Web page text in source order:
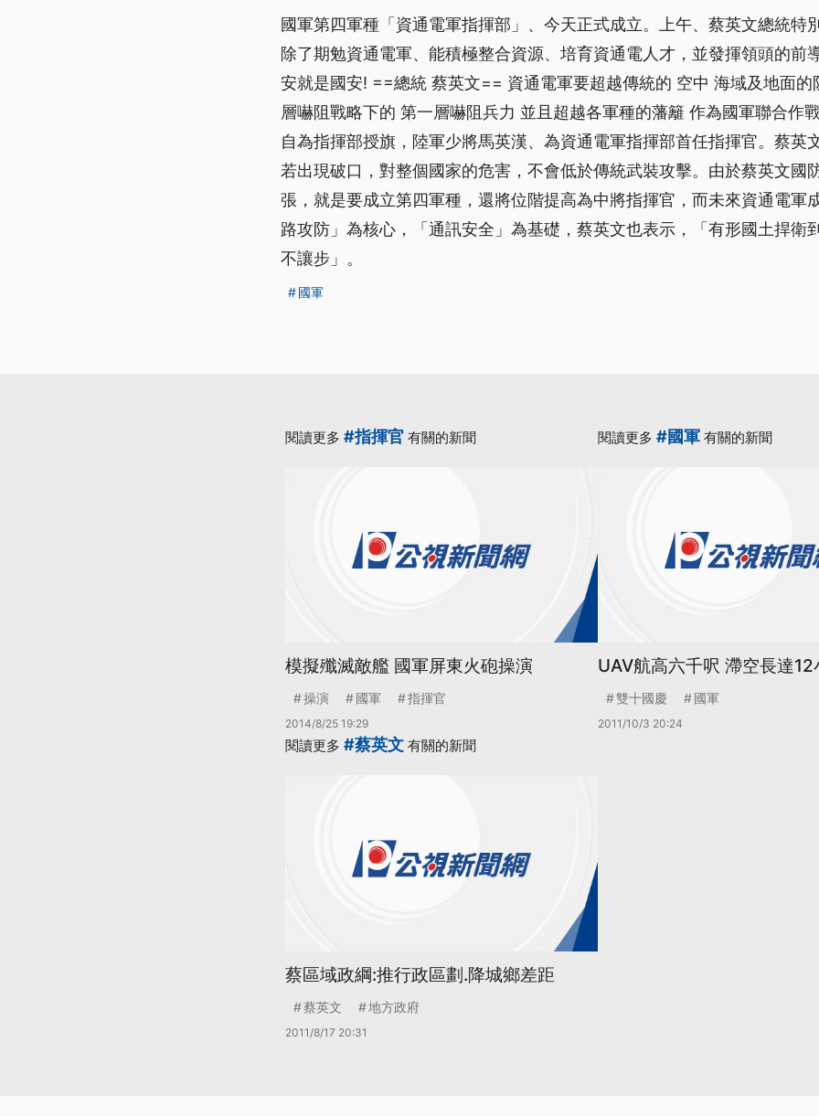
國軍第四軍種「資通電軍指揮部」、今天正式成立。上午、蔡英文總統特
除了期勉資通電軍、能積極整合資源、培育資通電人才，並發揮領頭的前
安就是國安! ==總統 蔡英文== 資通電軍要超越傳統的 空中 海域及地面的
層嚇阻戰略下的 第一層嚇阻兵力 並且超越各軍種的藩籬 作為國軍聯合作
自為指揮部授旗，陸軍少將馬英漢、為資通電軍指揮部首任指揮官。蔡英
若出現破口，對整個國家的危害，不會低於傳統武裝攻擊。由於蔡英文國
張，就是要成立第四軍種，還將位階提高為中將指揮官，而未來資通電軍
路攻防」為核心，「通訊安全」為基礎，蔡英文也表示，「有形國土捍衛
不讓步」。
國軍
閱讀更多 #指揮官 有關的新聞
模擬殲滅敵艦 國軍屏東火砲操演
操演 國軍 指揮官
2014/8/25 19:29
閱讀更多 #國軍 有關的新聞
UAV航高六千呎 滯空長達12
雙十國慶 國軍
2011/10/3 20:24
閱讀更多 #蔡英文 有關的新聞
蔡區域政綱:推行政區劃.降城鄉差距
蔡英文 地方政府
2011/8/17 20:31